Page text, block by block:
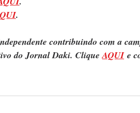
.
contribuindo com a
do Jornal Daki. Clique AQUI e